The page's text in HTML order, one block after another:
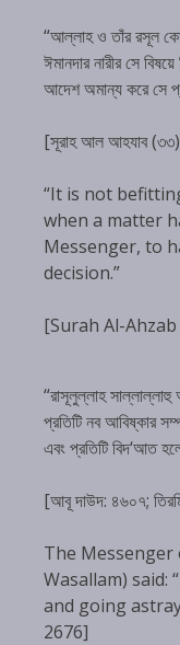
“আল্লাহ ও তাঁর রসূল
ঈমানদার নারীর সে
আদেশ অমান্য করে সে
[সূরাহ আল আহযাব
“It is not
when a matter
Messenger, to
decision.”
[Surah Al-Ahzab
“রাসূলুল্লাহ সাল্লাল্লাহু
প্রতিটি নব আবিষ্কার
এবং প্রতিটি বিদ‘আত
[আবূ দাউদ: ৪৬০৭;
The Messenger
Wasallam) said:
and going
2676]